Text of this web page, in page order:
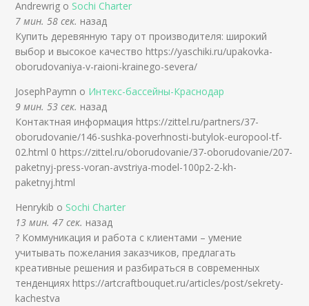
Andrewrig о Sochi Charter
7 мин. 58 сек. назад
Купить деревянную тару от производителя: широкий
выбор и высокое качество https://yaschiki.ru/upakovka-
oborudovaniya-v-raioni-krainego-severa/
JosephPaymn о Интекс-бассейны-Краснодар
9 мин. 53 сек. назад
Контактная информация https://zittel.ru/partners/37-
oborudovanie/146-sushka-poverhnosti-butylok-europool-tf-
02.html 0 https://zittel.ru/oborudovanie/37-oborudovanie/207-
paketnyj-press-voran-avstriya-model-100p2-2-kh-
paketnyj.html
Henrykib о Sochi Charter
13 мин. 47 сек. назад
? Коммуникация и работа с клиентами – умение
учитывать пожелания заказчиков, предлагать
креативные решения и разбираться в современных
тенденциях https://artcraftbouquet.ru/articles/post/sekrety-
kachestva